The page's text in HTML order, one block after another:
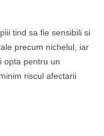
tind sa fie sensibili si
precum nichelul, iar
opta pentru un
riscul afectarii